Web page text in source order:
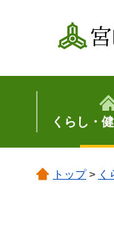
宮崎県
くらし・
トップ> く